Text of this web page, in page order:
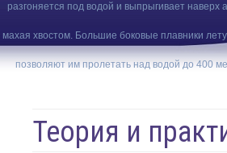
разгоняется под водой и выпрыгивает наверх
махая хвостом. Большие боковые плавники
позволяют им пролетать над водой до 400
Теория и